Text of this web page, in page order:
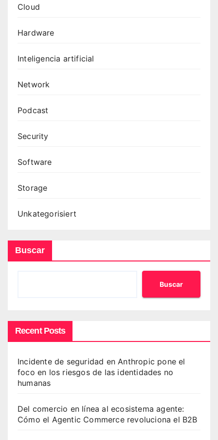
Cloud
Hardware
Inteligencia artificial
Network
Podcast
Security
Software
Storage
Unkategorisiert
Buscar
Buscar
Recent Posts
Incidente de seguridad en Anthropic pone el
foco en los riesgos de las identidades no
humanas
Del comercio en línea al ecosistema agente:
Cómo el Agentic Commerce revoluciona el B2B